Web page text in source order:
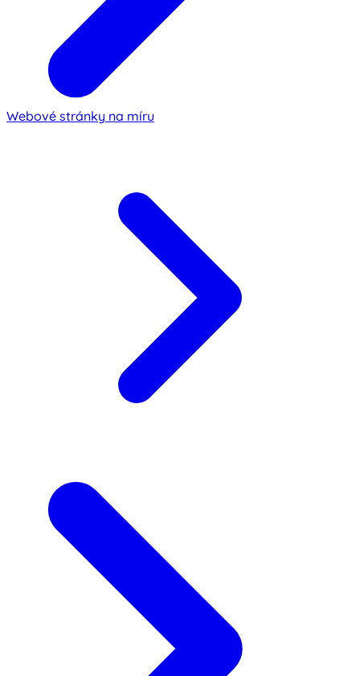
Webové stránky na míru